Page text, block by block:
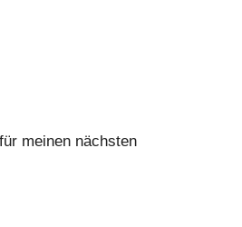
meinen nächsten